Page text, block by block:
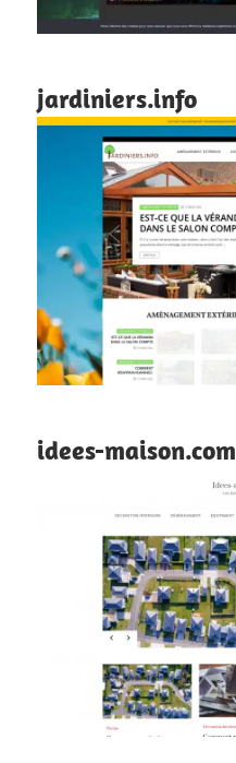
jardiniers.info
idees-maison.com